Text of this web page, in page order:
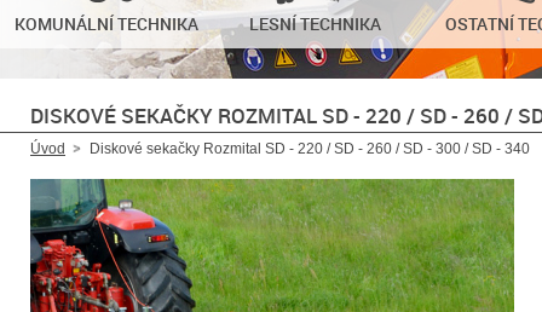
KOMUNÁLNÍ TECHNIKA LESNÍ TECHNIKA OSTATNÍ
DISKOVÉ SEKAČKY ROZMITAL SD - 220 / SD - 260 /
Úvod Diskové sekačky Rozmital SD - 220 / SD - 260 / SD - 300 / SD - 340